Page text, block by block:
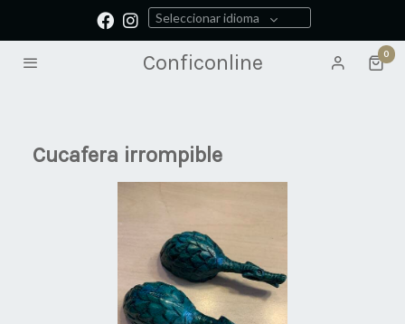
Seleccionar idioma
Conficonline 0
Cucafera irrompible